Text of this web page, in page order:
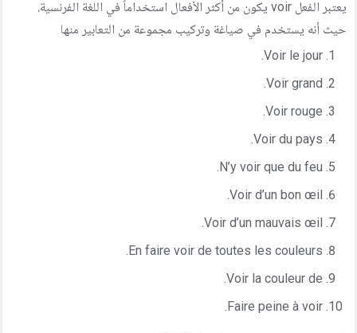
مركز المساعدة
يعتبر الفعل voir يكون من أكثر الأفعال استخداماً في اللغة الفرنسية،
حيث أنه يستخدم في صياغة وتركيب مجموعة من التعابير منها
Voir le jour.
Voir grand.
Voir rouge.
Voir du pays.
N’y voir que du feu.
Voir d’un bon œil.
Voir d’un mauvais œil.
En faire voir de toutes les couleurs.
Voir la couleur de.
Faire peine à voir.